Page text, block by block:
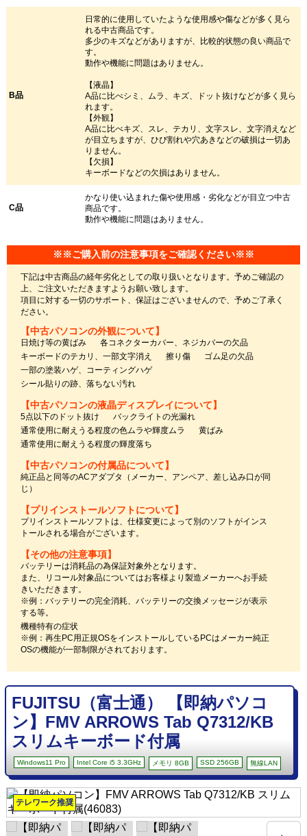
B品
日常的に使用していたような使用感や傷などが多く見ら
れる中古商品です。
多少のキズなどがありますが、比較的状態の良い商品で
す。
動作や機能に問題はありません。
【液晶】
A品に比べシミ、ムラ、キズ、ドット抜けなどが多く見ら
れます。
【外観】
A品に比べキズ、スレ、テカリ、文字スレ、文字消えなど
が目立ちますが、ひび割れや穴あきなどの破損は一切あ
りません。
【欠損】
キーボードなどの欠損はありません。
C品
かなり使い込まれた傷や使用感・劣化などが目立つ中古
商品です。
動作や機能に問題はありません。
※※ご購入前の注意事項をご確認ください※※
下記は中古商品の経年劣化としての取り扱いとなります。予めご確認の
上、ご注文いただきますようお願い致します。
項目に対する一切のサポート、保証はございませんので、予めご了承く
ださい。
【中古パソコンの外観について】
日焼け等の黄ばみ
各コネクターカバー、ネジカバーの欠品
キーボードのテカリ、一部文字消え
擦り傷
ゴム足の欠品
一部の塗装ハゲ、コーティングハゲ
シール貼りの跡、落ちない汚れ
【中古パソコンの液晶ディスプレイについて】
5点以下のドット抜け
バックライトの光漏れ
通常使用に耐えうる程度の色ムラや輝度ムラ
黄ばみ
通常使用に耐えうる程度の輝度落ち
【中古パソコンの付属品について】
純正品と同等のACアダプタ（メーカー、アンペア、差し込み口が同
じ）
【プリインストールソフトについて】
プリインストールソフトは、仕様変更によって別のソフトがインス
トールされる場合がございます。
【その他の注意事項】
バッテリーは消耗品の為保証対象外となります。
また、リコール対象品についてはお客様より製造メーカーへお手続
きいただきます。
※例：バッテリーの完全消耗、バッテリーの交換メッセージが表示
する等。
機種特有の症状
※例：再生PC用正規OSをインストールしているPCはメーカー純正
OSの機能が一部制限がされております。
FUJITSU（富士通） 【即納パソコ
ン】FMV ARROWS Tab Q7312/KB
スリムキーボード付属
Windows11 Pro Intel Core i5 3.3GHz メモリ 8GB SSD 256GB 無線LAN
テレワーク推奨